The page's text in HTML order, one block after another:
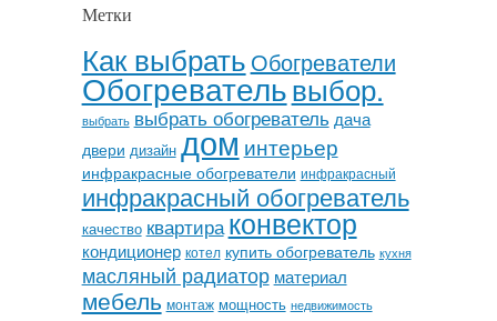
Метки
Как выбрать Обогреватели
Обогревательвыбор.
выбрать выбрать обогреватель дача
двери дизайн дом интерьер
инфракрасные обогреватели инфракрасный
инфракрасный обогреватель
качество квартираконвектор
кондиционер котел купить обогреватель кухня
масляный радиатор материал
мебель монтаж мощность недвижимость